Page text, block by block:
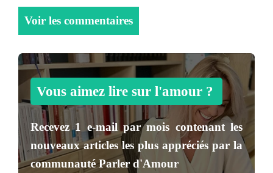
Voir les commentaires
Vous aimez lire sur l'amour ?
Recevez1 e-mail par mois contenant les
nouveaux articles les plus appréciés par la
communautéParler d'Amour